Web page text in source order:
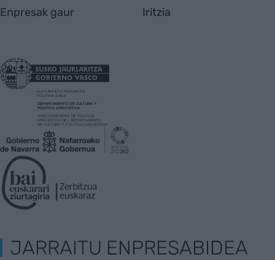
Enpresak gaur Iritzia
JARRAITU ENPRESABIDEA